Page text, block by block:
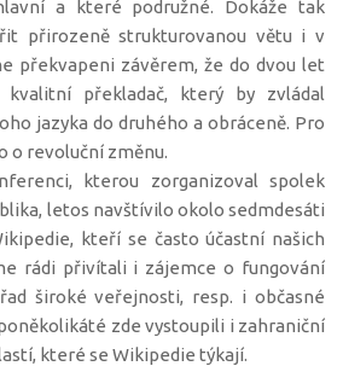
a které podružné. Dokáže tak
přirozeně strukturovanou větu i v
překvapeni závěrem, že do dvou let
překladač, který by zvládal
jazyka do druhého a obráceně. Pro
o revoluční změnu.
kterou zorganizoval spolek
letos navštívilo okolo sedmdesáti
kteří se často účastní našich
rádi přivítali i zájemce o fungování
široké veřejnosti, resp. i občasné
zde vystoupili i zahraniční
které se Wikipedie týkají.